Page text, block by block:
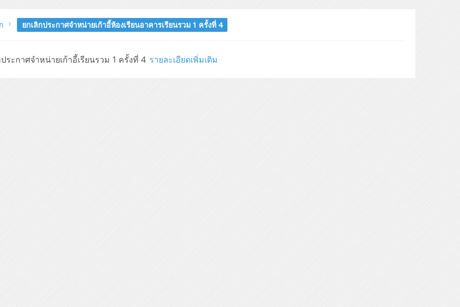
ยกเลิกประกาศจำหน่ายเก้าอี้ห้องเรียนอาคารเรียนรวม 1 ครั้งที่ 4
ระกาศจำหน่ายเก้าอี้เรียนรวม 1 ครั้งที่ 4 รายละเอียดเพิ่มเติม